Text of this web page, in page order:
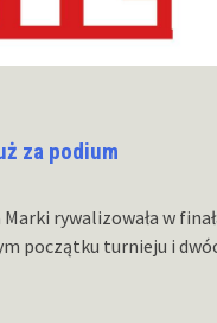
za podium
rywalizowała w
początku turnieju i